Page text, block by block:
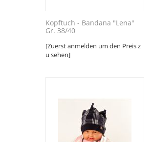
Kopftuch - Bandana "Lena"
Gr. 38/40
[Zuerst anmelden um den Preis z
u sehen]